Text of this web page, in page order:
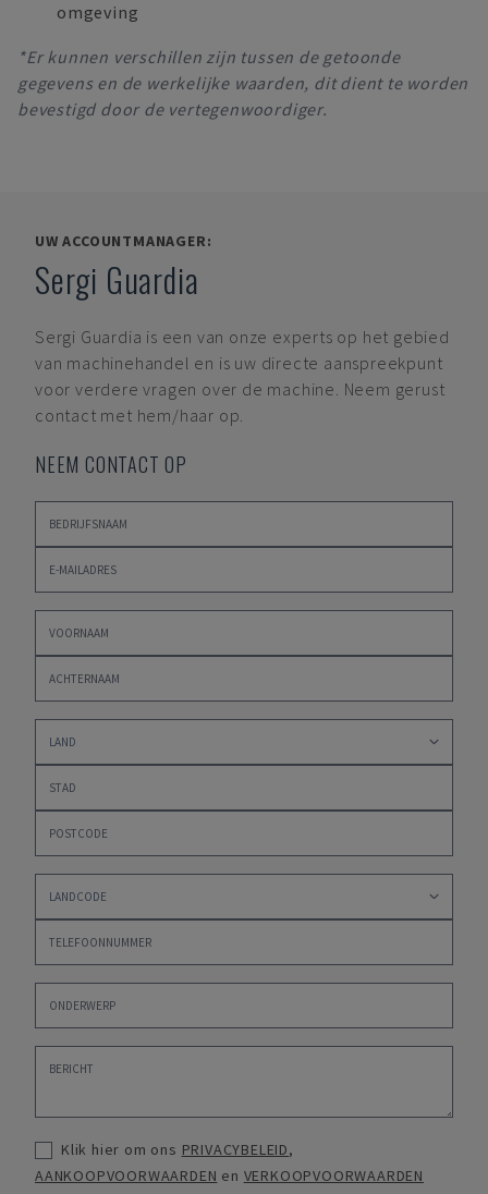
omgeving
*Er kunnen verschillen zijn tussen de getoonde
gegevens en de werkelijke waarden, dit dient te worden
bevestigd door de vertegenwoordiger.
UW ACCOUNTMANAGER:
Sergi Guardia
Sergi Guardia is een van onze experts op het gebied
van machinehandel en is uw directe aanspreekpunt
voor verdere vragen over de machine. Neem gerust
contact met hem/haar op.
NEEM CONTACT OP
Klik hier om ons PRIVACYBELEID,
AANKOOPVOORWAARDEN en VERKOOPVOORWAARDEN